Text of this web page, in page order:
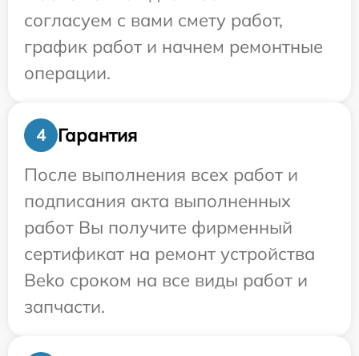
согласуем с вами смету работ,
график работ и начнем ремонтные
операции.
4
Гарантия
После выполнения всех работ и
подписания акта выполненных
работ Вы получите фирменный
сертификат на ремонт устройства
Beko сроком на все виды работ и
запчасти.